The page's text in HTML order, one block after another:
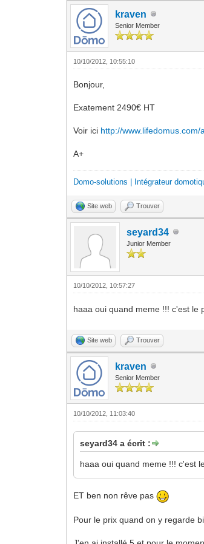
kraven
Senior Member
10/10/2012, 10:55:10
Bonjour,
Exatement 2490€ HT
Voir ici http://
A+
Domo-solutions | Intégrateur
Site web Trouver
seyard34
Junior Member
10/10/2012, 10:57:27
haaa oui quand meme !!! c'est
Site web Trouver
kraven
Senior Member
10/10/2012, 11:03:40
seyard34 a écrit :
haaa oui quand meme !!! c'est
ET ben non rêve pas
Pour le prix quand on y regarde